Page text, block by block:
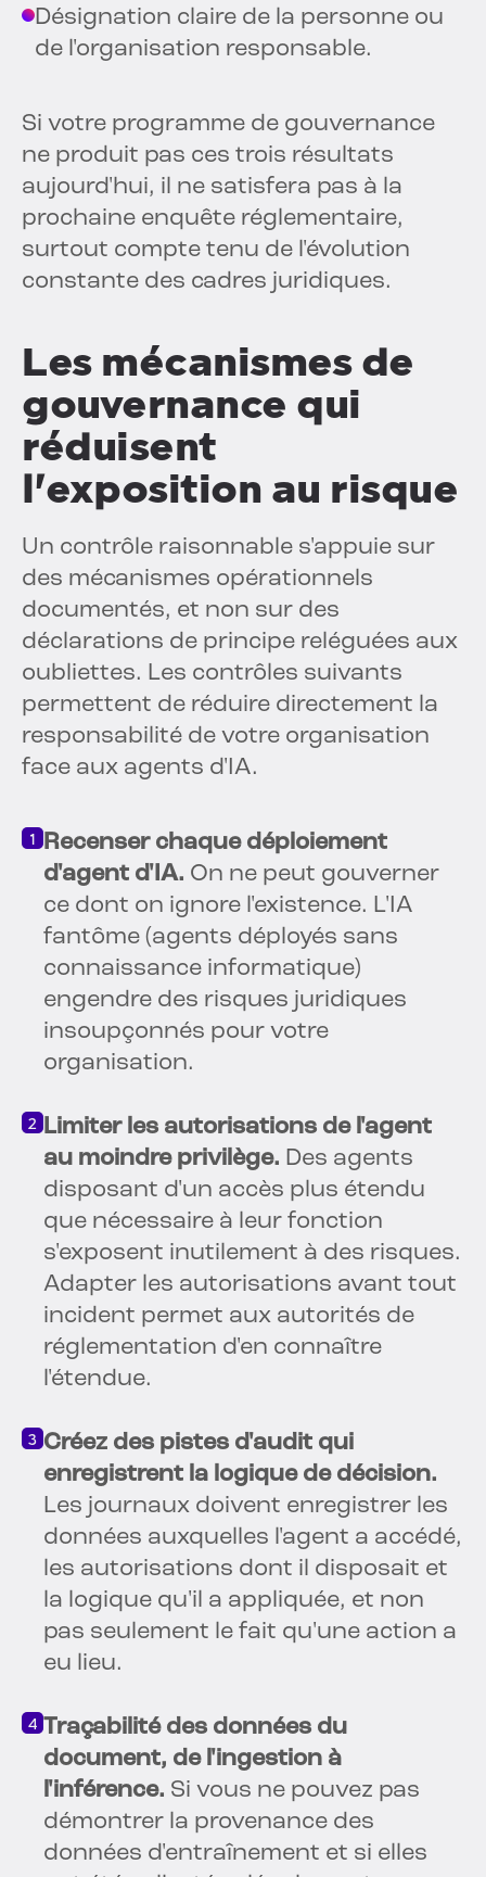
Désignation claire de la personne ou
de l'organisation responsable.
Si votre programme de gouvernance
ne produit pas ces trois résultats
aujourd'hui, il ne satisfera pas à la
prochaine enquête réglementaire,
surtout compte tenu de l'évolution
constante des cadres juridiques.
Les mécanismes de
gouvernance qui
réduisent
l'exposition au risque
Un contrôle raisonnable s'appuie sur
des mécanismes opérationnels
documentés, et non sur des
déclarations de principe reléguées aux
oubliettes. Les contrôles suivants
permettent de réduire directement la
responsabilité de votre organisation
face aux agents d'IA.
Recenser chaque déploiement
d'agent d'IA. On ne peut gouverner
ce dont on ignore l'existence. L'IA
fantôme (agents déployés sans
connaissance informatique)
engendre des risques juridiques
insoupçonnés pour votre
organisation.
Limiter les autorisations de l'agent
au moindre privilège. Des agents
disposant d'un accès plus étendu
que nécessaire à leur fonction
s'exposent inutilement à des risques.
Adapter les autorisations avant tout
incident permet aux autorités de
réglementation d'en connaître
l'étendue.
Créez des pistes d'audit qui
enregistrent la logique de décision.
Les journaux doivent enregistrer les
données auxquelles l'agent a accédé,
les autorisations dont il disposait et
la logique qu'il a appliquée, et non
pas seulement le fait qu'une action a
eu lieu.
Traçabilité des données du
document, de l'ingestion à
l'inférence. Si vous ne pouvez pas
démontrer la provenance des
données d'entraînement et si elles